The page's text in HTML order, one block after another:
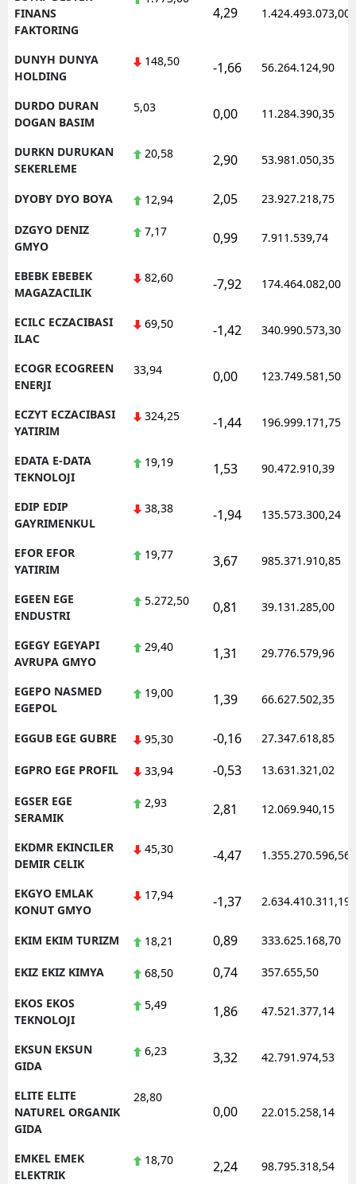
FINANS
FAKTORING
4,29 1.424.493.073,00
DUNYH DUNYA
HOLDING
148,50 -1,66 56.264.124,90
DURDO DURAN
DOGAN BASIM
5,03 0,00 11.284.390,35
DURKN DURUKAN
SEKERLEME
20,58 2,90 53.981.050,35
DYOBY DYO BOYA 12,94 2,05 23.927.218,75
DZGYO DENIZ
GMYO
7,17 0,99 7.911.539,74
EBEBK EBEBEK
MAGAZACILIK
82,60 -7,92 174.464.082,00
ECILC ECZACIBASI
ILAC
69,50 -1,42 340.990.573,30
ECOGR ECOGREEN
ENERJI
33,94 0,00 123.749.581,50
ECZYT ECZACIBASI
YATIRIM
324,25 -1,44 196.999.171,75
EDATA E-DATA
TEKNOLOJI
19,19 1,53 90.472.910,39
EDIP EDIP
GAYRIMENKUL
38,38 -1,94 135.573.300,24
EFOR EFOR
YATIRIM
19,77 3,67 985.371.910,85
EGEEN EGE
ENDUSTRI
5.272,50 0,81 39.131.285,00
EGEGY EGEYAPI
AVRUPA GMYO
29,40 1,31 29.776.579,96
EGEPO NASMED
EGEPOL
19,00 1,39 66.627.502,35
EGGUB EGE GUBRE 95,30 -0,16 27.347.618,85
EGPRO EGE PROFIL 33,94 -0,53 13.631.321,02
EGSER EGE
SERAMIK
2,93 2,81 12.069.940,15
EKDMR EKINCILER
DEMIR CELIK
45,30 -4,47 1.355.270.596,56
EKGYO EMLAK
KONUT GMYO
17,94 -1,37 2.634.410.311,19
EKIM EKIM TURIZM 18,21 0,89 333.625.168,70
EKIZ EKIZ KIMYA 68,50 0,74 357.655,50
EKOS EKOS
TEKNOLOJI
5,49 1,86 47.521.377,14
EKSUN EKSUN
GIDA
6,23 3,32 42.791.974,53
ELITE ELITE
NATUREL ORGANIK
GIDA
28,80
0,00 22.015.258,14
EMKEL EMEK
ELEKTRIK
18,70 2,24 98.795.318,54